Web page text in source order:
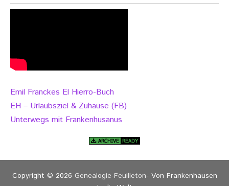
Emil Franckes El Hierro-Buch
EH – Urlaubsziel & Zuhause (FB)
Unterwegs mit Frankenhusanus
Copyright © 2026 Genealogie-Feuilleton- Von Frankenhausen